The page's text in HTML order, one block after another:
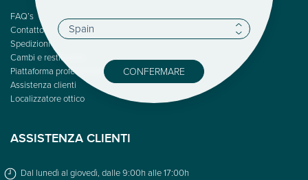
FAQ’s
Contatto
Spedizioni
Cambi e restituzioni
Piattaforma professionale
Assistenza clienti
Localizzatore ottico
ASSISTENZA CLIENTI
Dal lunedì al giovedì, dalle 9:00h alle 17:00h
CONFERMARE